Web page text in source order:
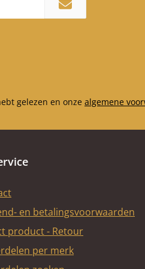
gelezen en onze algemene
en betalingsvoorwaarden
product - Retour
per merk